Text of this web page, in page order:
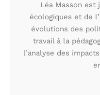
Léa Masson
écologiques et de
évolutions des
travail à la
l’analyse des